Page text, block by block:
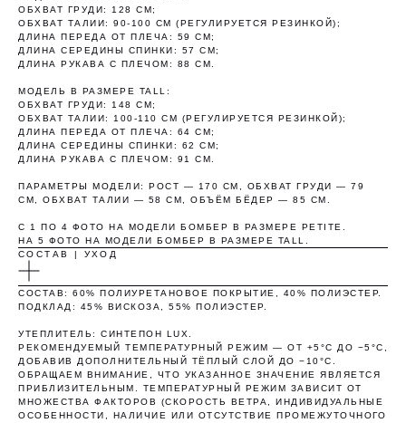
ОБХВАТ ГРУДИ: 128 СМ;
ОБХВАТ ТАЛИИ: 90-100 СМ (РЕГУЛИРУЕТСЯ РЕЗИНКОЙ);
ДЛИНА ПЕРЕДА ОТ ПЛЕЧА: 59 СМ;
ДЛИНА СЕРЕДИНЫ СПИНКИ: 57 СМ;
ДЛИНА РУКАВА С ПЛЕЧОМ: 88 СМ.
МОДЕЛЬ В РАЗМЕРЕ TALL:
ОБХВАТ ГРУДИ: 148 СМ;
ОБХВАТ ТАЛИИ: 100-110 СМ (РЕГУЛИРУЕТСЯ РЕЗИНКОЙ);
ДЛИНА ПЕРЕДА ОТ ПЛЕЧА: 64 СМ;
ДЛИНА СЕРЕДИНЫ СПИНКИ: 62 СМ;
ДЛИНА РУКАВА С ПЛЕЧОМ: 91 СМ.
ПАРАМЕТРЫ МОДЕЛИ: РОСТ — 170 СМ, ОБХВАТ ГРУДИ — 79
СМ, ОБХВАТ ТАЛИИ — 58 СМ, ОБЪЁМ БЁДЕР — 85 СМ.
С 1 ПО 4 ФОТО НА МОДЕЛИ БОМБЕР В РАЗМЕРЕ PETITE.
НА 5 ФОТО НА МОДЕЛИ БОМБЕР В РАЗМЕРЕ TALL.
СОСТАВ | УХОД
СОСТАВ: 60% ПОЛИУРЕТАНОВОЕ ПОКРЫТИЕ, 40% ПОЛИЭСТЕР.
ПОДКЛАД: 45% ВИСКОЗА, 55% ПОЛИЭСТЕР.
УТЕПЛИТЕЛЬ: СИНТЕПОН LUX.
РЕКОМЕНДУЕМЫЙ ТЕМПЕРАТУРНЫЙ РЕЖИМ — ОТ +5°C ДО −5°C,
ДОБАВИВ ДОПОЛНИТЕЛЬНЫЙ ТЁПЛЫЙ СЛОЙ ДО −10°C.
ОБРАЩАЕМ ВНИМАНИЕ, ЧТО УКАЗАННОЕ ЗНАЧЕНИЕ ЯВЛЯЕТСЯ
ПРИБЛИЗИТЕЛЬНЫМ. ТЕМПЕРАТУРНЫЙ РЕЖИМ ЗАВИСИТ ОТ
МНОЖЕСТВА ФАКТОРОВ (СКОРОСТЬ ВЕТРА, ИНДИВИДУАЛЬНЫЕ
ОСОБЕННОСТИ, НАЛИЧИЕ ИЛИ ОТСУТСТВИЕ ПРОМЕЖУТОЧНОГО
картой любого банка, остальное — тремя
платежами раз в две недели.
сегодня
25%
недели
25%
недели
25%
недель
25%
Как обычная оплата картой
Понятно